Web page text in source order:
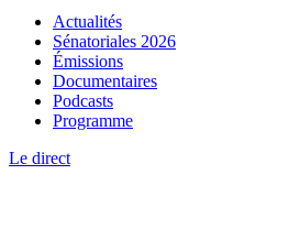
Actualités
Sénatoriales 2026
Émissions
Documentaires
Podcasts
Programme
Le direct